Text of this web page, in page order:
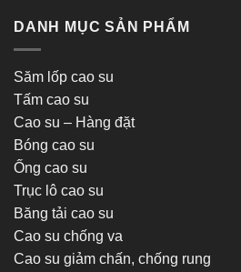
DANH MỤC SẢN PHẨM
Săm lốp cao su
Tấm cao su
Cao su – Hàng đặt
Bóng cao su
Ống cao su
Trục lô cao su
Băng tải cao su
Cao su chống va
Cao su giảm chấn, chống rung